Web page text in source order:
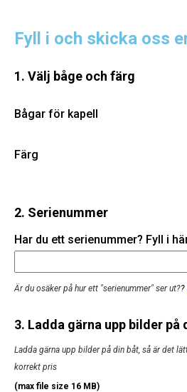
Fyll i och skicka oss
1. Välj båge och färg
Bågar för kapell
Färg
2. Serienummer
Har du ett serienummer? Fyll i
Är du osäker på hur ett "serienummer" ser ut??
3. Ladda gärna upp bilder på
Ladda gärna upp bilder på din båt, så är det
korrekt pris
(max file size 16 MB)